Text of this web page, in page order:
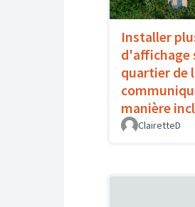
Installer
d'affichage
quartier de
manière
ClairetteD